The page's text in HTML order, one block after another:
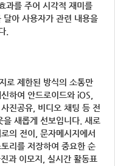
과를 주어 시각적 재미를
달아 사용자가 관련 내용을
.
로 제한된 방식의 소통만
하여 안드로이드와 iOS,
진공유, 비디오 채팅 등 전
새롭게 선보입니다. 새로
의 전이, 문자메시지에서
리를 저장하여 중요한 순
과 이모지, 실시간 활동표